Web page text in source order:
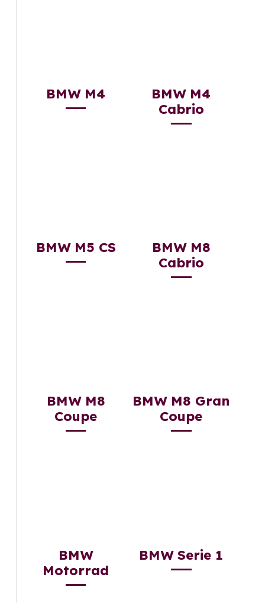
BMW M4
BMW M4
Cabrio
BMW M5 CS
BMW M8
Cabrio
BMW M8
Coupe
BMW M8 Gran
Coupe
BMW
Motorrad
BMW Serie 1